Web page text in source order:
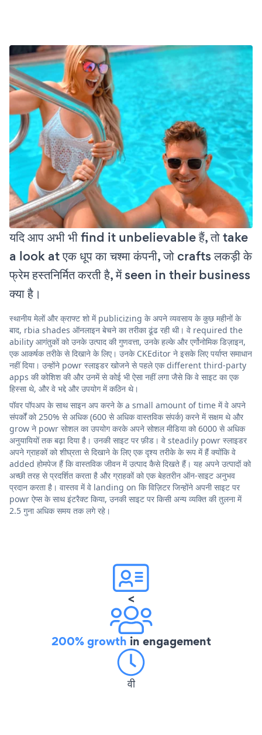
यदि आप अभी भी find it unbelievable हैं, तो take
a look at एक धूप का चश्मा कंपनी, जो crafts लकड़ी के
फ्रेम हस्तनिर्मित करती है, में seen in their business
क्या है।
स्थानीय मेलों और क्राफ्ट शो में publicizing के अपने व्यवसाय के कुछ महीनों के
बाद, rbia shades ऑनलाइन बेचने का तरीका ढूंढ रही थी। वे required the
ability आगंतुकों को उनके उत्पाद की गुणवत्ता, उनके हल्के और एर्गोनोमिक डिज़ाइन,
एक आकर्षक तरीके से दिखाने के लिए। उनके CKEditor ने इसके लिए पर्याप्त समाधान
नहीं दिया। उन्होंने powr स्लाइडर खोजने से पहले एक different third-party
apps की कोशिश की और उनमें से कोई भी ऐसा नहीं लगा जैसे कि वे साइट का एक
हिस्सा थे, और वे भद्दे और उपयोग में कठिन थे।
पॉवर पॉपअप के साथ साइन अप करने के a small amount of time में वे अपने
संपर्कों को 250% से अधिक (600 से अधिक वास्तविक संपर्क) करने में सक्षम थे और
grow ने powr सोशल का उपयोग करके अपने सोशल मीडिया को 6000 से अधिक
अनुयायियों तक बढ़ा दिया है। उनकी साइट पर फ़ीड। वे steadily powr स्लाइडर
अपने ग्राहकों को शीघ्रता से दिखाने के लिए एक दृश्य तरीके के रूप में हैं क्योंकि वे
added होमपेज हैं कि वास्तविक जीवन में उत्पाद कैसे दिखते हैं। यह अपने उत्पादों को
अच्छी तरह से प्रदर्शित करता है और ग्राहकों को एक बेहतरीन ऑन-साइट अनुभव
प्रदान करता है। वास्तव में वे landing on कि विज़िटर जिन्होंने अपनी साइट पर
powr ऐप्स के साथ इंटरैक्ट किया, उनकी साइट पर किसी अन्य व्यक्ति की तुलना में
2.5 गुना अधिक समय तक लगे रहे।
<
200% growth in engagement
वी